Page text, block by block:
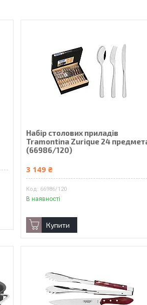
Набір столових приладів
Tramontina Zurique 24
(66986/120)
3 149 ₴
66986/120
В наявності
Купити